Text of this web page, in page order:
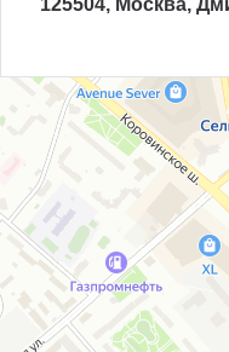
125504, Москва,